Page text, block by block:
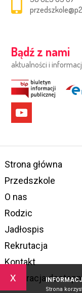
x
Strona
Bądź z nami
aktualności i
Strona główna
Przedszkole
O nas
Rodzic
Jadłospis
Rekrutacja
Kontakt
Deklaracja